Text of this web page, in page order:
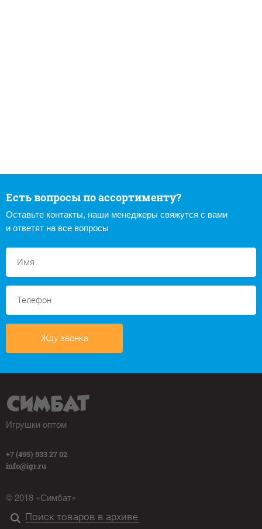
Есть вопросы по ассортименту?
Оставьте контакты, наши менеджеры свяжутся с вами
и ответят на все вопросы
Жду звонка
Игрушки оптом
+7 (495) 933 27 02
info@igr.ru
© 2018 «Симбат»